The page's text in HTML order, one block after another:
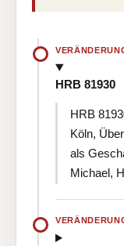
HRB 81930
HRB
Köln,
als
Michael,